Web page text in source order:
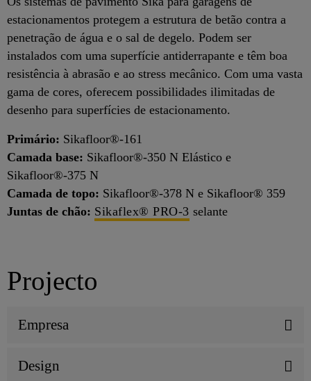
estacionamentos protegem a estrutura de betão contra a
penetração de água e o sal de degelo. Podem ser
instalados com uma superfície antiderrapante e têm boa
resistência à abrasão e ao stress mecânico. Com uma vasta
gama de cores, oferecem possibilidades ilimitadas de
desenho para superfícies de estacionamento.
Primário: Sikafloor®-161
Camada base: Sikafloor®-350 N Elástico e
Sikafloor®-375 N
Camada de topo: Sikafloor®-378 N e Sikafloor® 359
Juntas de chão: Sikaflex® PRO-3 selante
Projecto
Empresa
Design